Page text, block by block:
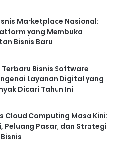
Marketplace Nasional:
yang Membuka
Bisnis Baru
Bisnis Software
Layanan Digital yang
Dicari Tahun Ini
Cloud Computing Masa Kini:
Peluang Pasar, dan Strategi